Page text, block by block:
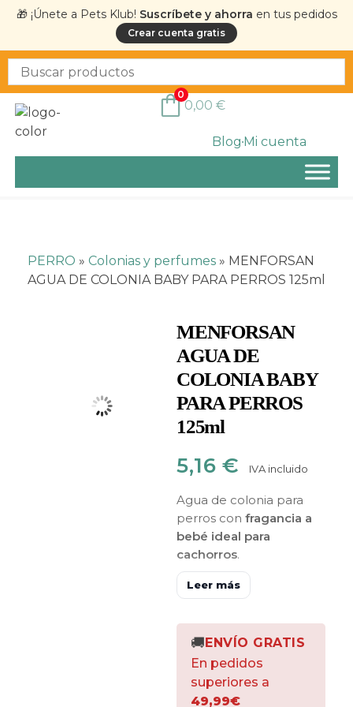
🎁 ¡Únete a Pets Klub! Suscríbete y ahorra en tus pedidos
Crear cuenta gratis
BlogMi cuenta
0
0,00 €
PERRO » Colonias y perfumes » MENFORSAN
AGUA DE COLONIA BABY PARA PERROS 125ml
MENFORSAN
AGUA DE
COLONIA BABY
PARA PERROS
125ml
5,16 € IVA incluido
Agua de colonia para
perros con fragancia a
bebé ideal para
cachorros.
Especialmente creada
para proporcionar
olor fresco y un intenso
efecto desodorante muy
agradable respetando la
piel y las propiedades
olfativas del animal.
Leer más
🚚 ENVÍO GRATIS
En pedidos
superiores a
49,99€